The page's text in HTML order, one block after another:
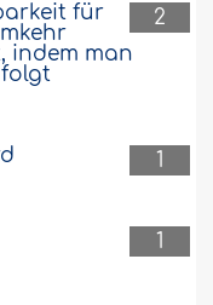
2
für
indem man
folgt
1
1